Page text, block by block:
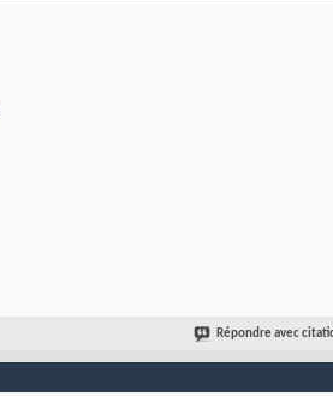
Répondre avec